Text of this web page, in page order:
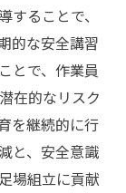
ることで、
的な安全講習
とで、作業員
在的なリスク
を継続的に行
と、安全意識
場組立に貢献